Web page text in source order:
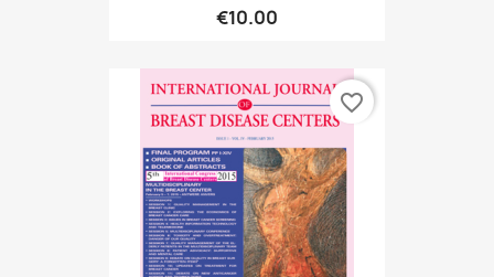
€10.00
favorite_border